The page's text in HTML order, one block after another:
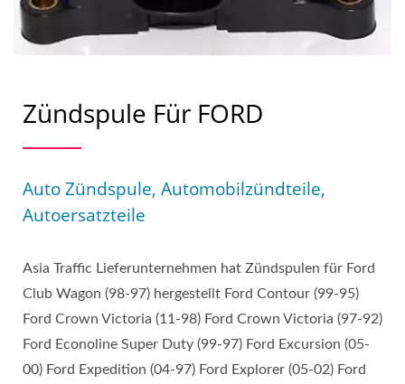
Zündspule Für FORD
Auto Zündspule, Automobilzündteile,
Autoersatzteile
Asia Traffic Lieferunternehmen hat Zündspulen für Ford
Club Wagon (98-97) hergestellt Ford Contour (99-95)
Ford Crown Victoria (11-98) Ford Crown Victoria (97-92)
Ford Econoline Super Duty (99-97) Ford Excursion (05-
00) Ford Expedition (04-97) Ford Explorer (05-02) Ford